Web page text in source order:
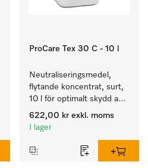
ProCare Tex 30 C - 10 l
Neutraliseringsmedel,
flytande koncentrat, surt,
10 l för optimalt skydd av
textilierna tack vare
pålitlig neutralisering.
622,00 kr exkl. moms
I lager